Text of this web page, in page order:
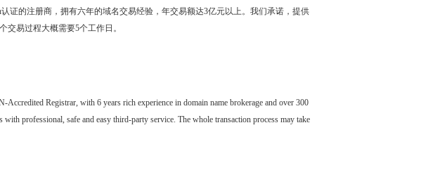
证的注册商，拥有六年的域名交易经验，年交易额达3亿元以上。我们承诺，提供
交易过程大概需要5个工作日。
Registrar, with 6 years rich experience in domain name brokerage and over 300
professional, safe and easy third-party service. The whole transaction process may take